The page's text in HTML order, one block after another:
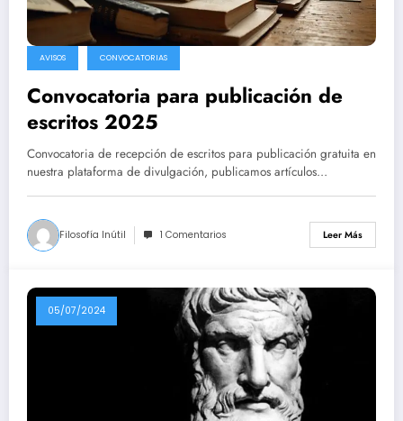
AVISOS CONVOCATORIAS
Convocatoria para publicación de
escritos 2025
Convocatoria de recepción de escritos para publicación gratuita en
nuestra plataforma de divulgación, publicamos artículos…
Filosofía Inútil 1 Comentarios Leer Más
05/07/2024